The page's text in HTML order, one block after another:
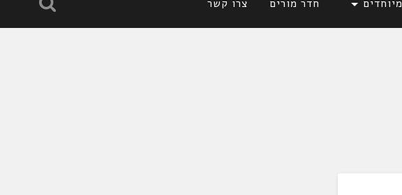
מיוחדים חדר מורים צרו קשר